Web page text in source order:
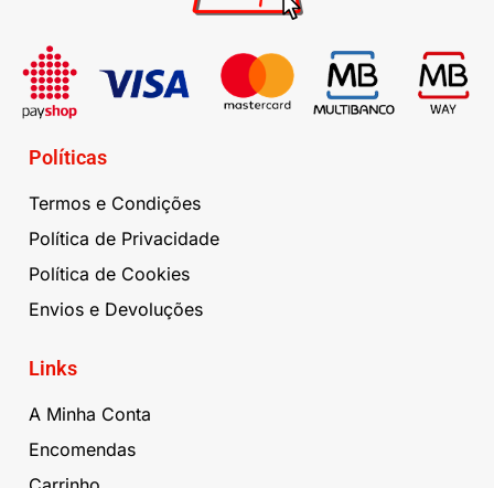
Políticas
Termos e Condições
Política de Privacidade
Política de Cookies
Envios e Devoluções
Links
A Minha Conta
Encomendas